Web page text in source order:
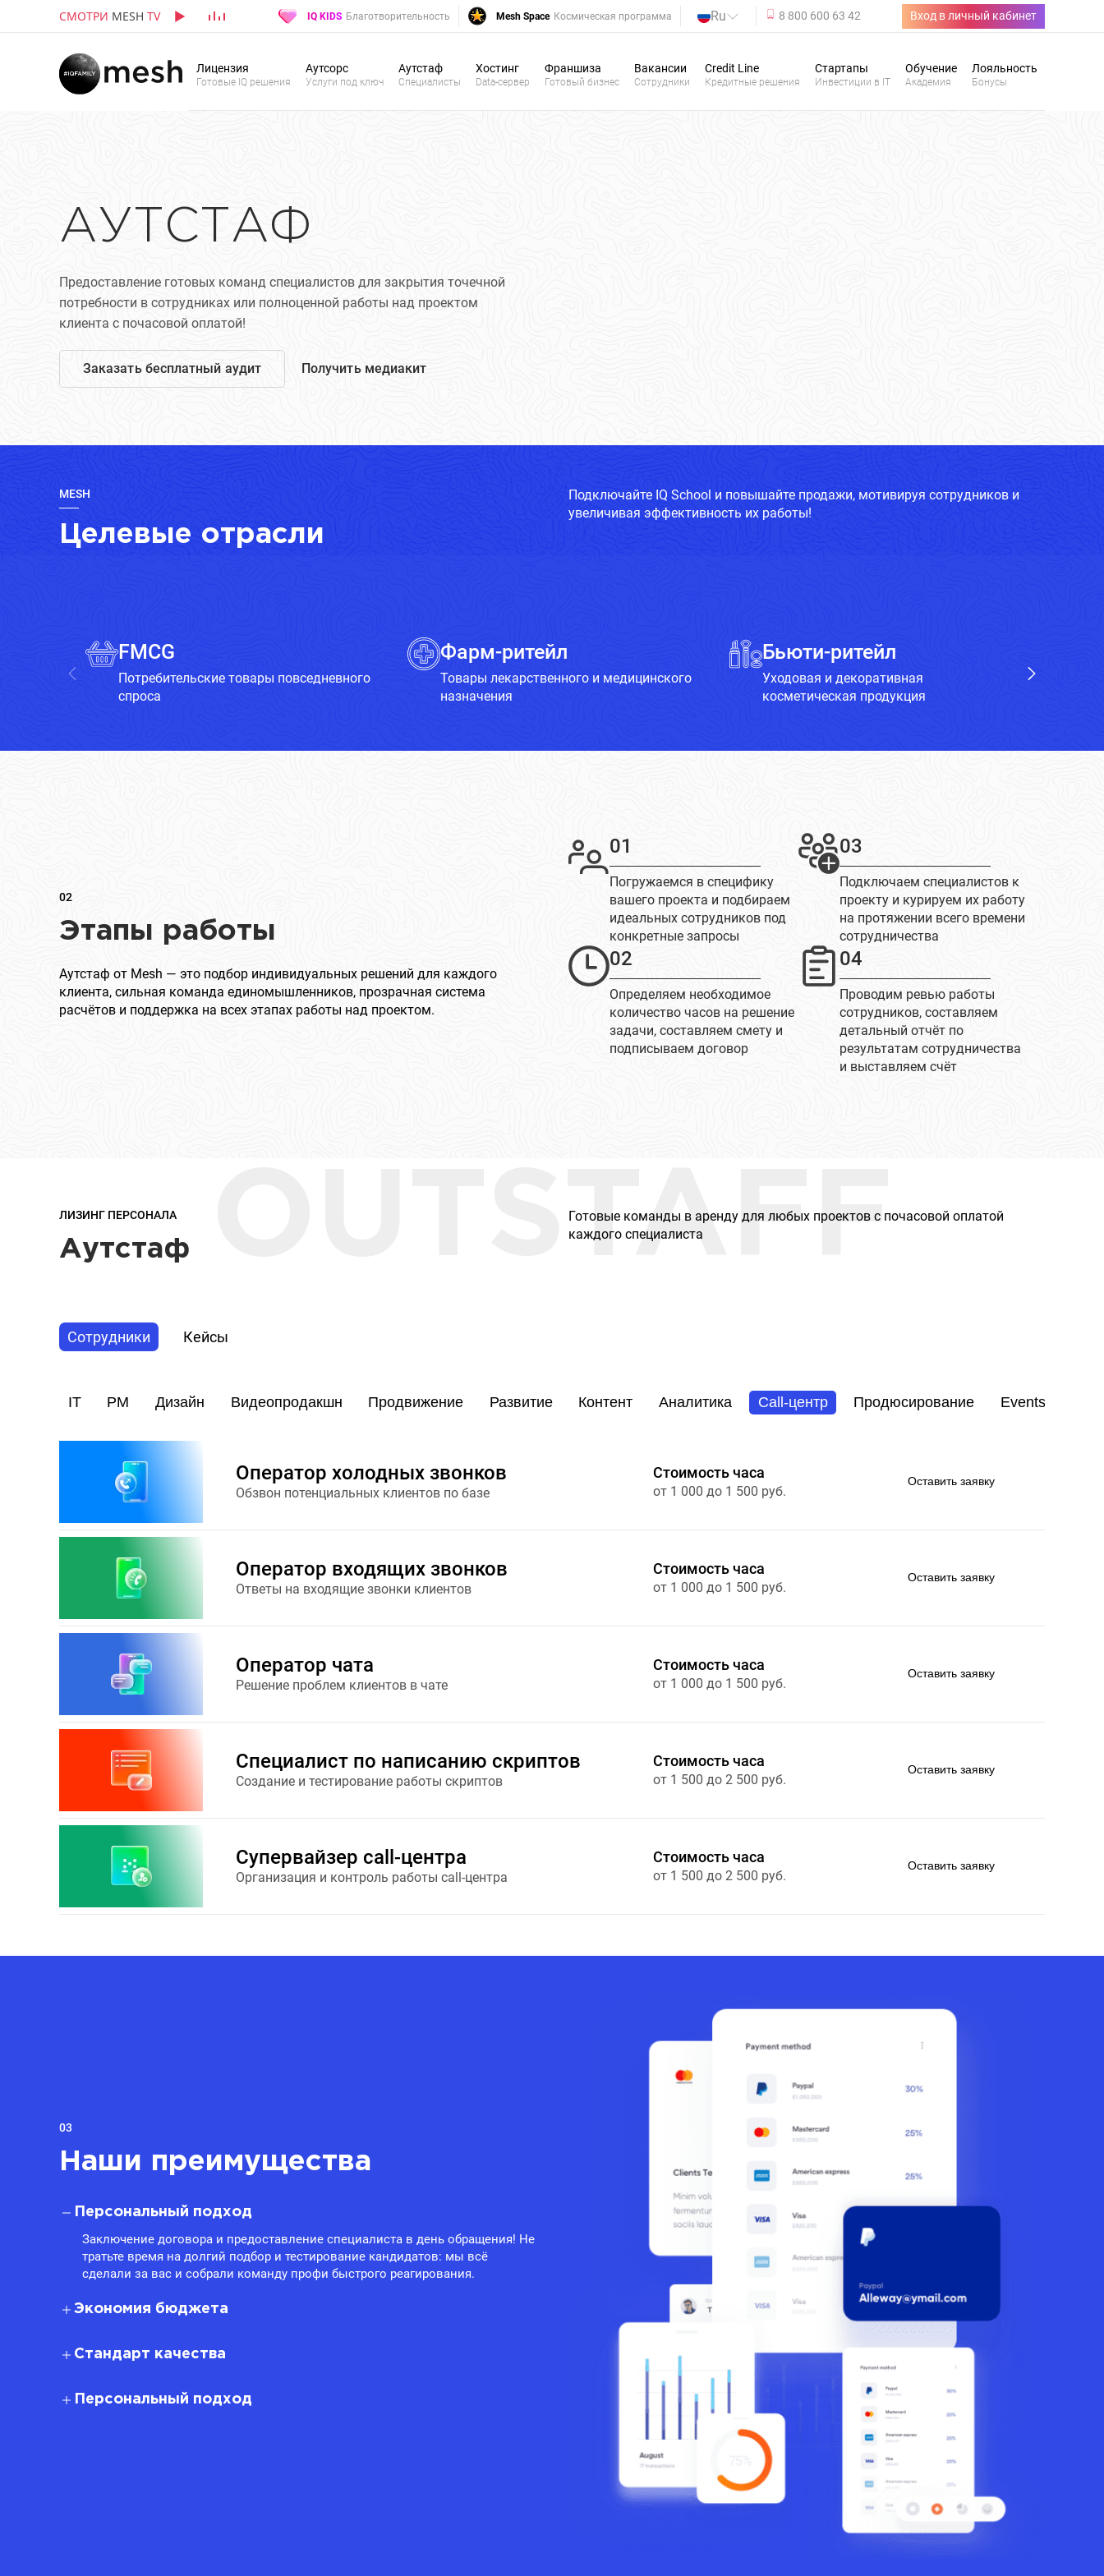
СМОТРИ MESH TV IQ KIDS Благотворительность Mesh Space Космическая программа Ru 8 800 600 63 42 Вход в личный кабинет
Лицензия
Готовые IQ решения
Аутсорс
Услуги под ключ
Аутстаф
Специалисты
Хостинг
Data-сервер
Франшиза
Готовый бизнес
Вакансии
Сотрудники
Credit Line
Кредитные решения
Стартапы
Инвестиции в IT
Обучение
Академия
Лояльность
Бонусы
АУТСТАФ
Предоставление готовых команд специалистов для закрытия точечной
потребности в сотрудниках или полноценной работы над проектом
клиента с почасовой оплатой!
Заказать бесплатный аудит Получить медиакит
MESH
Целевые отрасли
Подключайте IQ School и повышайте продажи, мотивируя сотрудников и
увеличивая эффективность их работы!
FMCG
Потребительские товары повседневного
спроса
Фарм-ритейл
Товары лекарственного и медицинского
назначения
Бьюти-ритейл
Уходовая и декоративная
косметическая продукция
02
Этапы работы
Аутстаф от Mesh — это подбор индивидуальных решений для каждого
клиента, сильная команда единомышленников, прозрачная система
расчётов и поддержка на всех этапах работы над проектом.
01
Погружаемся в специфику
вашего проекта и подбираем
идеальных сотрудников под
конкретные запросы
03
Подключаем специалистов к
проекту и курируем их работу
на протяжении всего времени
сотрудничества
02
Определяем необходимое
количество часов на решение
задачи, составляем смету и
подписываем договор
04
Проводим ревью работы
сотрудников, составляем
детальный отчёт по
результатам сотрудничества
и выставляем счёт
OUTSTAFF
ЛИЗИНГ ПЕРСОНАЛА
Аутстаф
Готовые команды в аренду для любых проектов с почасовой оплатой
каждого специалиста
Сотрудники Кейсы
IT PM Дизайн Видеопродакшн Продвижение Развитие Контент Аналитика Call-центр Продюсирование Events
Оператор холодных звонков
Обзвон потенциальных клиентов по базе
Стоимость часа
от 1 000 до 1 500 руб.
Оставить заявку
Оператор входящих звонков
Ответы на входящие звонки клиентов
Стоимость часа
от 1 000 до 1 500 руб.
Оставить заявку
Оператор чата
Решение проблем клиентов в чате
Стоимость часа
от 1 000 до 1 500 руб.
Оставить заявку
Специалист по написанию скриптов
Создание и тестирование работы скриптов
Стоимость часа
от 1 500 до 2 500 руб.
Оставить заявку
Супервайзер call-центра
Организация и контроль работы call-центра
Стоимость часа
от 1 500 до 2 500 руб.
Оставить заявку
03
Наши преимущества
Персональный подход
Заключение договора и предоставление специалиста в день обращения! Не
тратьте время на долгий подбор и тестирование кандидатов: мы всё
сделали за вас и собрали команду профи быстрого реагирования.
Экономия бюджета
Стандарт качества
Персональный подход